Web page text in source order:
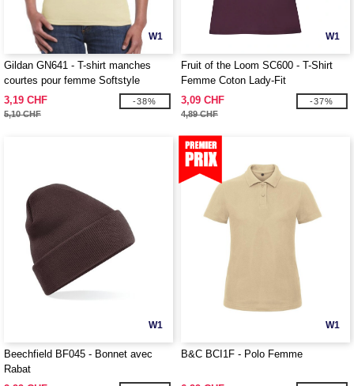
W1
Gildan GN641 - T-shirt manches
courtes pour femme Softstyle
3,19 CHF
5,10 CHF
-38%
W1
Fruit of the Loom SC600 - T-Shirt
Femme Coton Lady-Fit
3,09 CHF
4,89 CHF
-37%
W1
Beechfield BF045 - Bonnet avec
Rabat
W1
B&C BCI1F - Polo Femme